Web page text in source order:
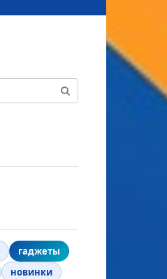
гаджеты
новинки